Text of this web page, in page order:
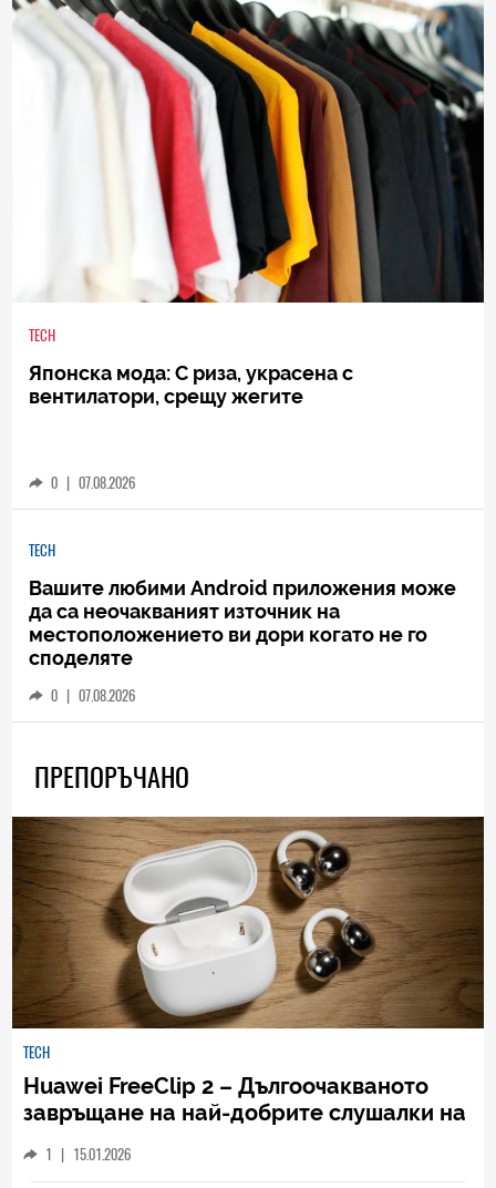
TECH
Японска мода: С риза, украсена с
вентилатори, срещу жегите
0 | 07.08.2026
TECH
Вашите любими Android приложения може
да са неочакваният източник на
местоположението ви дори когато не го
споделяте
0 | 07.08.2026
ПРЕПОРЪЧАНО
TECH
Huawei FreeClip 2 – Дългоочакваното
завръщане на най-добрите слушалки на
1 | 15.01.2026